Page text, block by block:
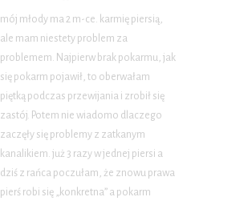
mój młody ma 2 m-ce. karmię piersią,
ale mam niestety problem za
problemem. Najpierw brak pokarmu, jak
się pokarm pojawił, to oberwałam
piętką podczas przewijania i zrobił się
zastój. Potem nie wiadomo dlaczego
zaczęły się problemy z zatkanym
kanalikiem. już 3 razy w jednej piersi a
dziś z rańca poczułam, że znowu prawa
pierś robi się „konkretna” a pokarm